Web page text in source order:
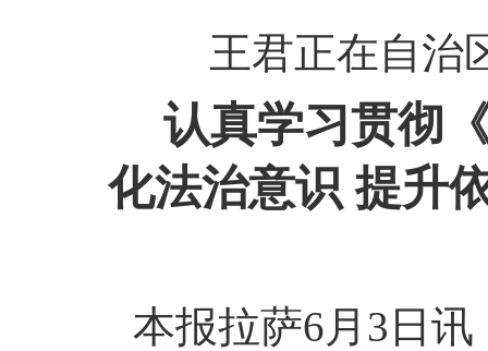
王君正在自治
认真学习贯彻
化法治意识 提升
本报拉萨6月3日